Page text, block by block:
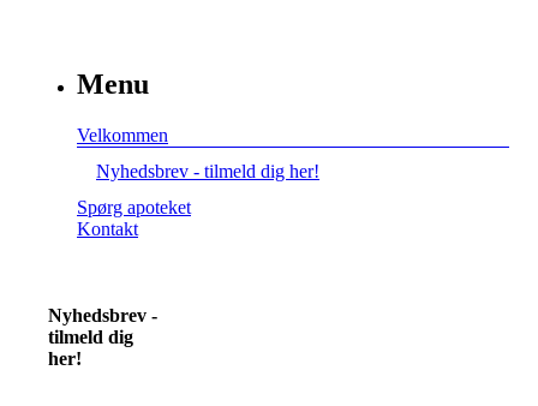
Menu
Velkommen
Nyhedsbrev - tilmeld dig her!
Spørg apoteket
Kontakt
Nyhedsbrev -
tilmeld dig
her!